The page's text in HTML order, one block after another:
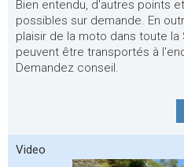
Bien entendu, d'autres points
possibles sur demande. En
plaisir de la moto dans toute
peuvent être transportés à
Demandez conseil.
Video